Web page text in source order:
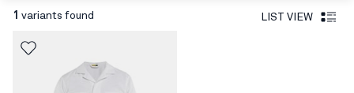
1 variants found LIST VIEW